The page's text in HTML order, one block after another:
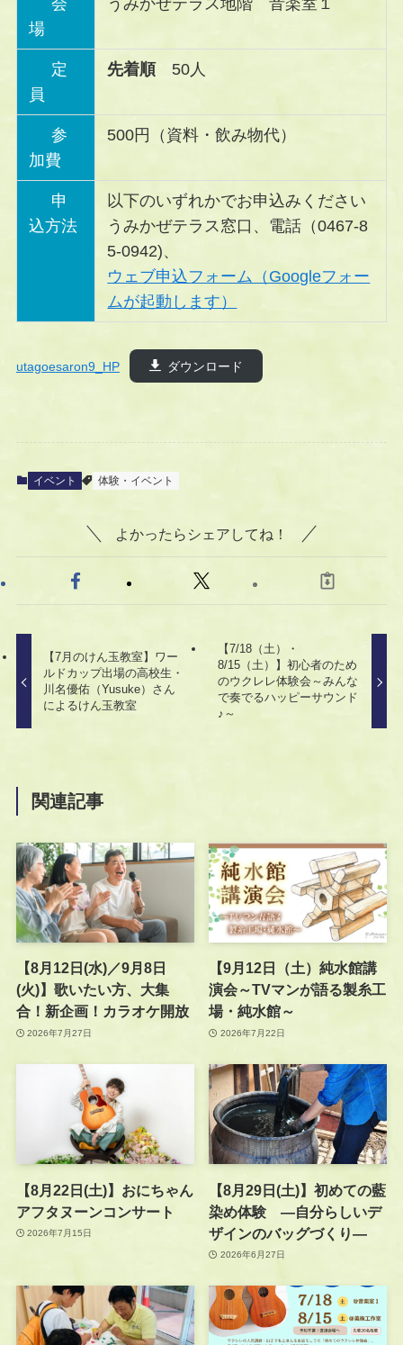
場
定
員
先着順50人
参
加費
500円（資料・飲み物代）
申
込方法
以下のいずれかでお申込みください
うみかぜテラス窓口、電話（0467-8
5-0942)、
ウェブ申込フォーム（Googleフォー
ムが起動します）
utagoesaron9_HP ダウンロード
イベント 体験・イベント
よかったらシェアしてね！
【7月のけん玉教室】ワー
ルドカップ出場の高校生・
川名優佑（Yusuke）さん
によるけん玉教室
【7/18（土）・
8/15（土）】初心者のため
のウクレレ体験会～みんな
で奏でるハッピーサウンド
♪～
関連記事
【8月12日(水)／9月8日
(火)】歌いたい方、大集
合！新企画！カラオケ開放
2026年7月27日
【9月12日（土）純水館講
演会～TVマンが語る製糸工
場・純水館～
2026年7月22日
【8月22日(土)】おにちゃん
アフタヌーンコンサート
2026年7月15日
【8月29日(土)】初めての藍
染め体験 —自分らしいデ
ザインのバッグづくり—
2026年6月27日